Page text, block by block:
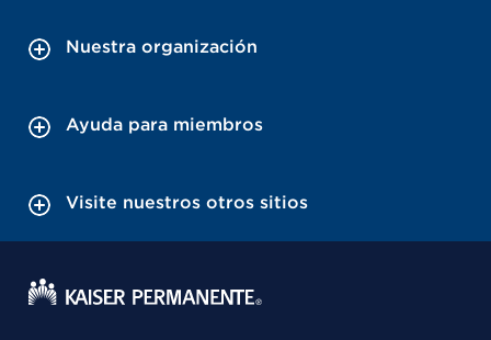
Nuestra organización
Ayuda para miembros
Visite nuestros otros sitios